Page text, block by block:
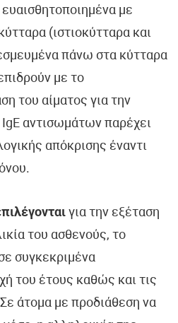
με
(ιστιοκύτταρα και
πάνω στα κύτταρα
με το
του αίματος για την
αντισωμάτων παρέχει
απόκρισης έναντι
για την εξέταση
του ασθενούς, το
συγκεκριμένα
του έτους καθώς και τις
άτομα με προδιάθεση να